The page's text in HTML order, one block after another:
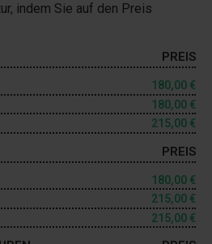
indem Sie auf den Preis
PREIS
180,00 €
180,00 €
215,00 €
PREIS
180,00 €
215,00 €
215,00 €